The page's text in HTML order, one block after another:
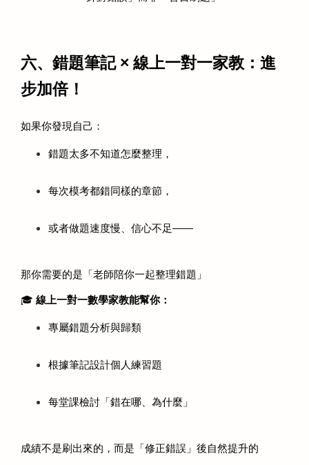
六、錯題筆記 × 線上一對一家教：進
步加倍！
如果你發現自己：
錯題太多不知道怎麼整理，
每次模考都錯同樣的章節，
或者做題速度慢、信心不足——
那你需要的是「老師陪你一起整理錯題」
🎓 線上一對一數學家教能幫你：
專屬錯題分析與歸類
根據筆記設計個人練習題
每堂課檢討「錯在哪、為什麼」
成績不是刷出來的，而是「修正錯誤」後自然提升的